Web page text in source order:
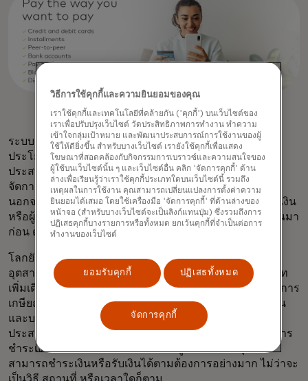
ระบบธนาคารแบบเปิดสามารถช่วยสร้างเศรษฐกิจที่เอื้อ
ประโยชน์ต่อทุกคนได้ ข้อมูลเป็นหัวใจสำคัญของทุก
ประสบการณ์ทางการเงิน ตั้งแต่การให้สินเชื่อ การบริหาร
จัดการเงิน ไปจนถึงการชำระเงิน และอื่นๆ อีกมากมาย
นอกจากนี้ยังสามารถช่วยเหลือผู้ที่เข้าไม่ถึงบริการทางการเงิน
หรือผู้ที่มีประวัติเครดิตน้อยหรือไม่เคยใช้บริการทางการเงินมา
ก่อน ด้วยการทำให้ Access ข้อมูลทางการเงินได้ง่ายขึ้น
โลกยังอยู่ในช่วงเริ่มต้นของระบบธนาคารแบบเปิด ในฐานะ
อุตสาหกรรม เรากำลังเชื่อมต่อกับข้อมูลทางการเงินประเภท
เพิ่มเติม (บางครั้งเรียกว่า Open Finance) เช่น การลงทุน การ
เกษียณอายุ เงินเดือน และค่าสาธารณูปโภค สถาบันการเงิน
และบริษัทฟินเทคยังคงคิดค้นนวัตกรรมเพื่อยกระดับ
ประสบการณ์ทางการเงินอย่างต่อเนื่อง ในระบบนิเวศของการ
ชำระเงิน เรากำลังขยายทางเลือกให้ผู้บริโภคและธุรกิจ
สามารถชำระเงินหรือรับเงินได้ตามต้องการอย่างมาก ไม่ว่าจะ
เป็นวิธี สถานที่ หรือเวลาใดก็ตาม
วิธีการใช้คุกกี้และความยินยอมของคุณ
เราใช้คุกกี้และเทคโนโลยีที่คล้ายกัน ('คุกกี้') บนเว็บไซต์ของ
เราเพื่อปรับปรุงเว็บไซต์ วัดประสิทธิภาพการทำงาน ทำความ
เข้าใจกลุ่มเป้าหมาย และพัฒนาประสบการณ์การใช้งานของผู้
ใช้ให้ดียิ่งขึ้น สำหรับบางเว็บไซต์ เรายังใช้คุกกี้เพื่อแสดง
โฆษณาที่สอดคล้องกับกิจกรรมการเบราวซ์และความสนใจของ
ผู้ใช้บนเว็บไซต์นั้น ๆ และเว็บไซต์อื่น คลิก 'จัดการคุกกี้' ด้าน
ล่างเพื่อเรียนรู้ว่าเราใช้คุกกี้ประเภทใดบนเว็บไซต์นี้ รวมถึง
เหตุผลในการใช้งาน คุณสามารถเปลี่ยนแปลงการตั้งค่าความ
ยินยอมได้เสมอ โดยใช้เครื่องมือ 'จัดการคุกกี้' ที่ด้านล่างของ
หน้าจอ (สำหรับบางเว็บไซต์จะเป็นลิงก์แทนปุ่ม) ซึ่งรวมถึงการ
ปฏิเสธคุกกี้บางรายการหรือทั้งหมด ยกเว้นคุกกี้ที่จำเป็นต่อการ
ทำงานของเว็บไซต์
ยอมรับคุกกี้ ปฏิเสธทั้งหมด
จัดการคุกกี้